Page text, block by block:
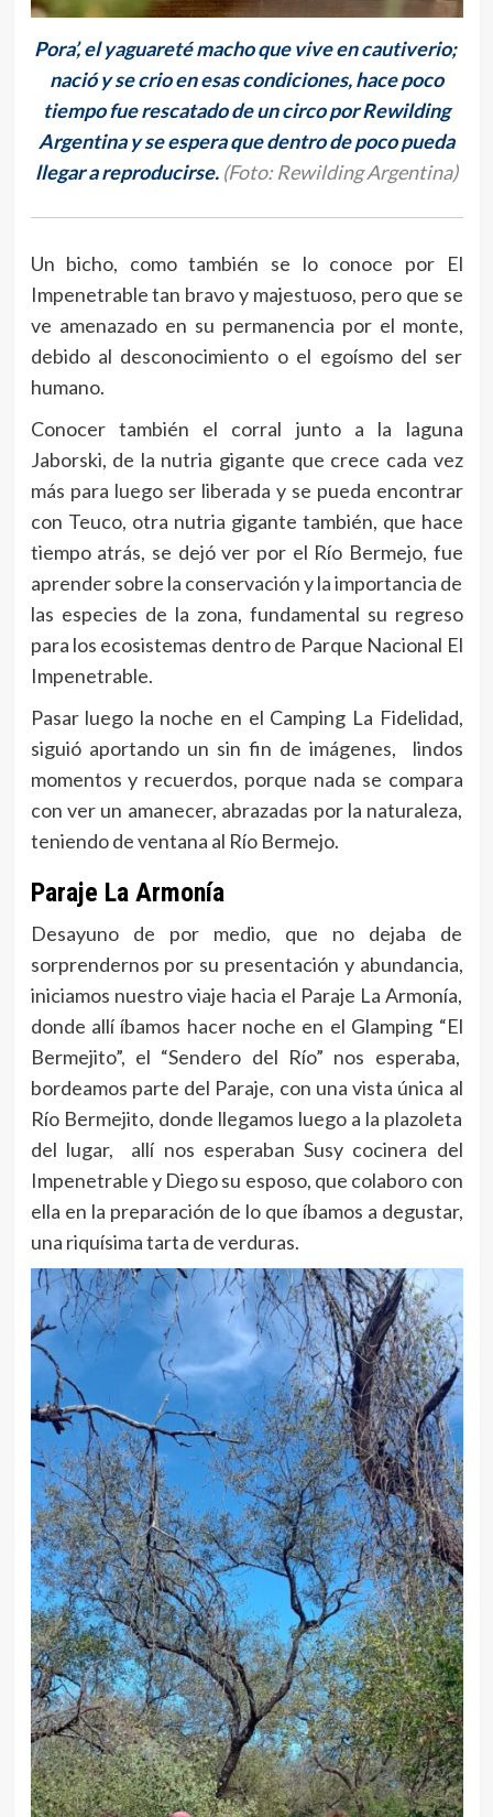
Pora’, el yaguareté macho que vive en cautiverio;
nació y se crio en esas condiciones, hace poco
tiempo fue rescatado de un circo por Rewilding
Argentina y se espera que dentro de poco pueda
llegar a reproducirse. (Foto: Rewilding Argentina)
Un bicho, como también se lo conoce por El
Impenetrable tan bravo y majestuoso, pero que se
ve amenazado en su permanencia por el monte,
debido al desconocimiento o el egoísmo del ser
humano.
Conocer también el corral junto a la laguna
Jaborski, de la nutria gigante que crece cada vez
más para luego ser liberada y se pueda encontrar
con Teuco, otra nutria gigante también, que hace
tiempo atrás, se dejó ver por el Río Bermejo, fue
aprender sobre la conservación y la importancia de
las especies de la zona, fundamental su regreso
para los ecosistemas dentro de Parque Nacional El
Impenetrable.
Pasar luego la noche en el Camping La Fidelidad,
siguió aportando un sin fin de imágenes, lindos
momentos y recuerdos, porque nada se compara
con ver un amanecer, abrazadas por la naturaleza,
teniendo de ventana al Río Bermejo.
Paraje La Armonía
Desayuno de por medio, que no dejaba de
sorprendernos por su presentación y abundancia,
iniciamos nuestro viaje hacia el Paraje La Armonía,
donde allí íbamos hacer noche en el Glamping “El
Bermejito”, el “Sendero del Río” nos esperaba,
bordeamos parte del Paraje, con una vista única al
Río Bermejito, donde llegamos luego a la plazoleta
del lugar, allí nos esperaban Susy cocinera del
Impenetrable y Diego su esposo, que colaboro con
ella en la preparación de lo que íbamos a degustar,
una riquísima tarta de verduras.